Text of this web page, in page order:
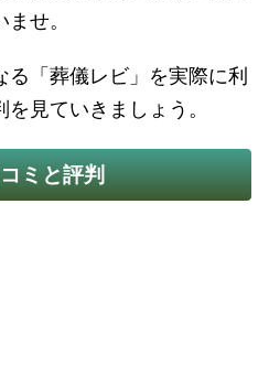
せ。
「葬儀レビ」を実際に利
見ていきましょう。
ミと評判